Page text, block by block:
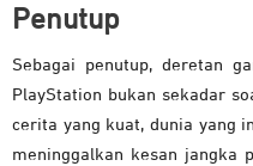
Penutup
Sebagai penutup, deretan
PlayStation bukan sekadar
cerita yang kuat, dunia yang
meninggalkan kesan jangka